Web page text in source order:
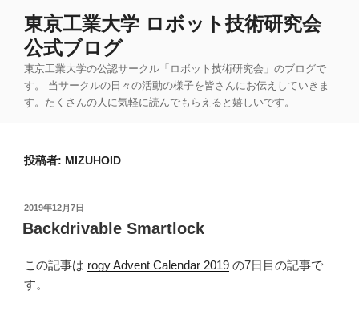
東京工業大学 ロボット技術研究会
公式ブログ
東京工業大学の公認サークル「ロボット技術研究会」のブログで
す。 当サークルの日々の活動の様子を皆さんにお伝えしていきま
す。たくさんの人に気軽に読んでもらえると嬉しいです。
投稿者: MIZUHOID
投
稿
日:
2019年12月7日
Backdrivable Smartlock
この記事は rogy Advent Calendar 2019 の7日目の記事で
す。